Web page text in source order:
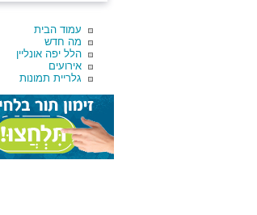
עמוד הבית
מה חדש
הלל יפה אונליין
אירועים
גלריית תמונות